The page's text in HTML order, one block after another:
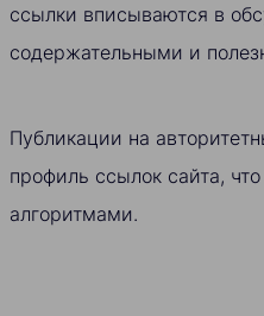
ссылки вписываются в
содержательными и
Публикации на
профиль ссылок сайта,
алгоритмами.